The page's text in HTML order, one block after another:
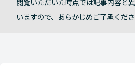
いますので、あらかじめご了承くださ